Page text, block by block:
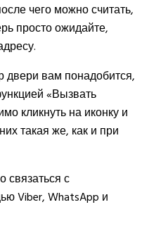
чего можно считать,
просто ожидайте,
двери вам понадобится,
«Вызвать
кликнуть на иконку и
такая же, как и при
связаться с
Viber, WhatsApp и